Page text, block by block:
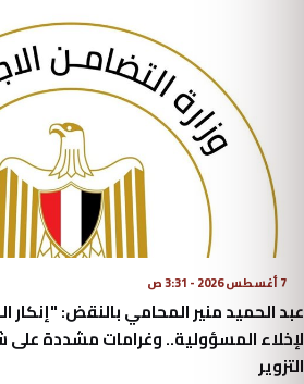
7 أغسطس 2026 - 3:31 ص
عبد الحميد منير المحامي بالنقض:
لإخلاء المسؤولية.. وغرامات مشددة
التزوير